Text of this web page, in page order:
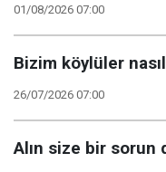
01/08/2026 07:00
Bizim köylüler
26/07/2026 07:00
Alın size bir sorun